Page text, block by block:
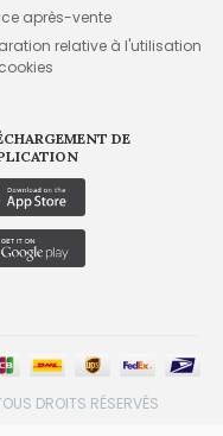
après-vente
relative à l'utilisation
DE
DROITS RÉSERVÉS